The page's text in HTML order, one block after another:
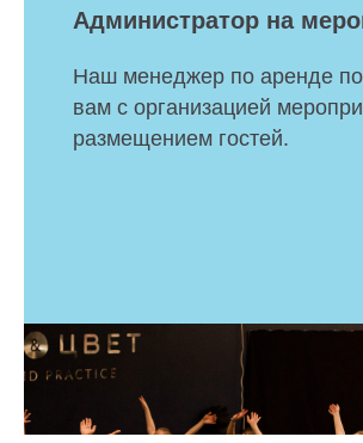
Администратор на
Наш менеджер по аренде
вам с организацией
размещением гостей.